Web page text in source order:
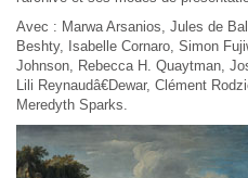
Avec : Marwa Arsanios, Jules de
Beshty, Isabelle Cornaro, Simon
Johnson, Rebecca H. Quaytman,
Lili Reynaudâ€Dewar, Clément
Meredyth Sparks.